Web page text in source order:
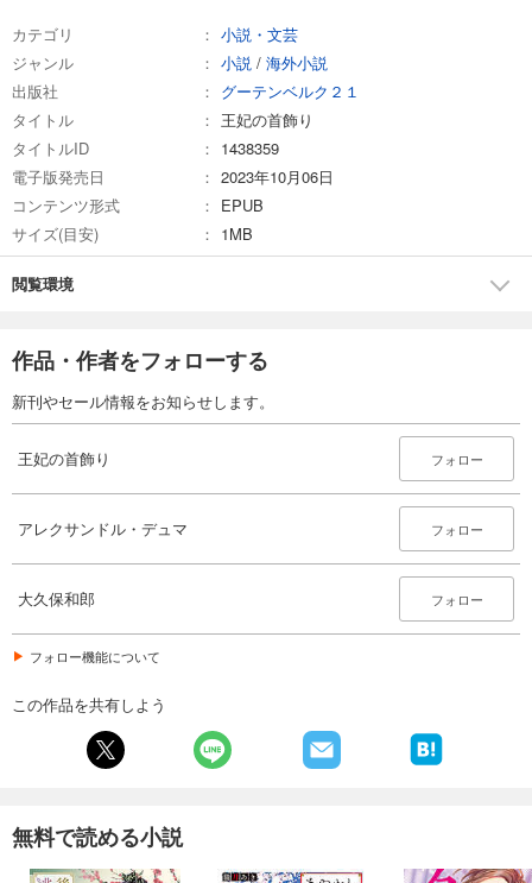
カテゴリ
小説・文芸
ジャンル
小説 / 海外小説
出版社
グーテンベルク２１
タイトル
王妃の首飾り
タイトルID
1438359
電子版発売日
2023年10月06日
コンテンツ形式
EPUB
サイズ(目安)
1MB
閲覧環境
作品・作者をフォローする
新刊やセール情報をお知らせします。
王妃の首飾り フォロー
アレクサンドル・デュマ フォロー
大久保和郎 フォロー
フォロー機能について
この作品を共有しよう
無料で読める小説